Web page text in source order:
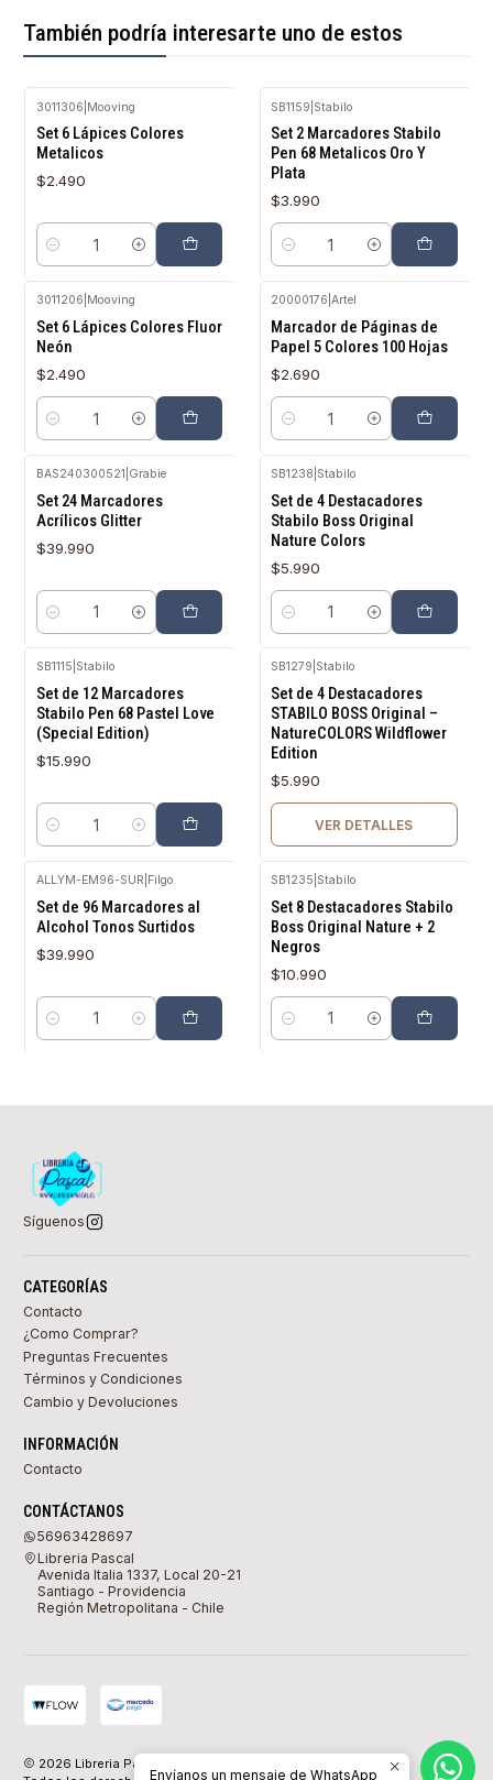
También podría interesarte uno de estos
3011306 Mooving
Set 6 Lápices Colores
Metalicos
$2.490
Cantidad
SB1159 Stabilo
Set 2 Marcadores Stabilo
Pen 68 Metalicos Oro Y
Plata
$3.990
Cantidad
3011206 Mooving
Set 6 Lápices Colores Fluor
Neón
$2.490
Cantidad
20000176 Artel
Marcador de Páginas de
Papel 5 Colores 100 Hojas
$2.690
Cantidad
BAS240300521 Grabie
Set 24 Marcadores
Acrílicos Glitter
$39.990
Cantidad
SB1238 Stabilo
Set de 4 Destacadores
Stabilo Boss Original
Nature Colors
$5.990
Cantidad
SB1115 Stabilo
Set de 12 Marcadores
Stabilo Pen 68 Pastel Love
(Special Edition)
$15.990
Cantidad
SB1279 Stabilo
Set de 4 Destacadores
STABILO BOSS Original –
NatureCOLORS Wildflower
Edition
$5.990
VER DETALLES
ALLYM-EM96-SUR Filgo
Set de 96 Marcadores al
Alcohol Tonos Surtidos
$39.990
Cantidad
SB1235 Stabilo
Set 8 Destacadores Stabilo
Boss Original Nature + 2
Negros
$10.990
Cantidad
Síguenos
CATEGORÍAS
Contacto
¿Como Comprar?
Preguntas Frecuentes
Términos y Condiciones
Cambio y Devoluciones
INFORMACIÓN
Contacto
CONTÁCTANOS
56963428697
Libreria Pascal
Avenida Italia 1337, Local 20-21
Santiago - Providencia
Región Metropolitana - Chile
2026 Libreria Pascal.
Envíanos un mensaje de WhatsApp